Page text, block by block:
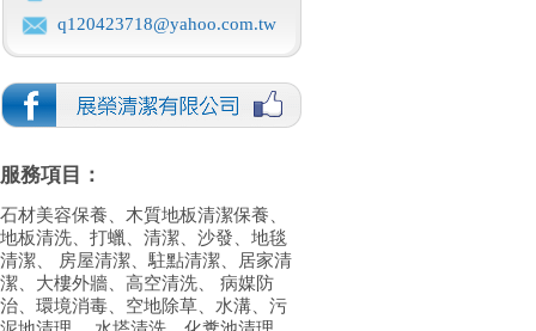
q120423718@yahoo.com.tw
服務項目：
石材美容保養、木質地板清潔保養、
地板清洗、打蠟、清潔、沙發、地毯
清潔、 房屋清潔、駐點清潔、居家清
潔、大樓外牆、高空清洗、 病媒防
治、環境消毒、空地除草、水溝、污